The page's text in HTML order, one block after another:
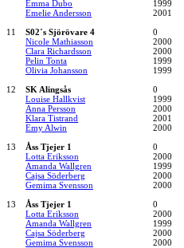
Emma Dubo
1999
Emelie Andersson
2001
11
S02´s Sjörövare 4 0
Nicole Mathiasson
2000
Clara Richardsson
2000
Pelin Tonta
1999
Olivia Johansson
1999
12
SK Alingsås 0
Louise Hallkvist
1999
Anna Persson
2000
Klara Tistrand
2001
Emy Alwin
2000
13
Åss Tjejer 1 0
Lotta Eriksson
2000
Amanda Wallgren
1999
Cajsa Söderberg
2000
Gemima Svensson
2000
13
Åss Tjejer 1 0
Lotta Eriksson
2000
Amanda Wallgren
1999
Cajsa Söderberg
2000
Gemima Svensson
2000